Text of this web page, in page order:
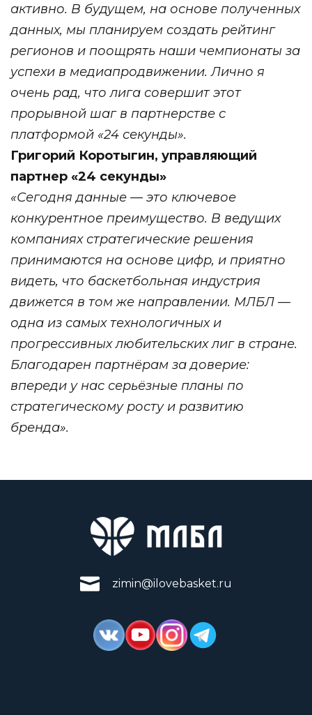
активно. В будущем, на основе полученных
данных, мы планируем создать рейтинг
регионов и поощрять наши чемпионаты за
успехи в медиапродвижении. Лично я
очень рад, что лига совершит этот
прорывной шаг в партнерстве с
платформой «24 секунды».
Григорий Коротыгин, управляющий
партнер «24 секунды»
«Сегодня данные — это ключевое
конкурентное преимущество. В ведущих
компаниях стратегические решения
принимаются на основе цифр, и приятно
видеть, что баскетбольная индустрия
движется в том же направлении. МЛБЛ —
одна из самых технологичных и
прогрессивных любительских лиг в стране.
Благодарен партнёрам за доверие:
впереди у нас серьёзные планы по
стратегическому росту и развитию
бренда».
zimin@ilovebasket.ru